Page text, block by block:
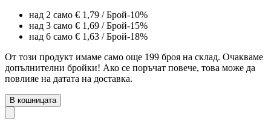
над 2 само € 1,79 / Брой-10%
над 3 само € 1,69 / Брой-15%
над 6 само € 1,63 / Брой-18%
От този продукт имаме само още 199 броя на склад. Очакваме
допълнителни бройки! Ако се поръчат повече, това може да
повлияе на датата на доставка.
В кошницата